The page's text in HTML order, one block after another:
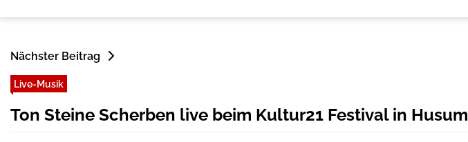
Nächster Beitrag
Live-Musik
Ton Steine Scherben live beim Kultur21 Festival in Husum